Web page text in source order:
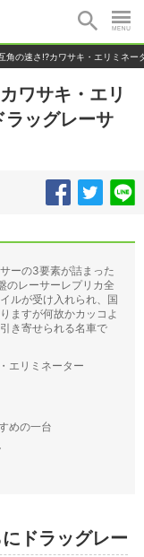
角の速さ!?カワサキ・エリミネ
ワサキ・エリ
ラッグレーサ
ーの3要素が詰まった
のレーサーレプリカ全
ルが受け入れられ、国
ますが何故かカッコよ
き寄せられる名車で
エリミネーター
めの一台
ドラッグレー